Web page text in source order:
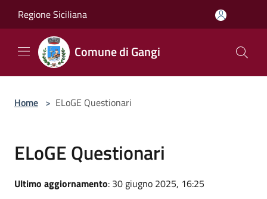
Regione Siciliana
Comune di Gangi
Home > ELoGE Questionari
ELoGE Questionari
Ultimo aggiornamento: 30 giugno 2025, 16:25